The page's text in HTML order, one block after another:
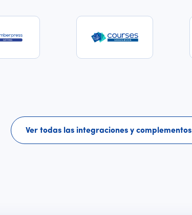
Ver todas las integraciones y complementos